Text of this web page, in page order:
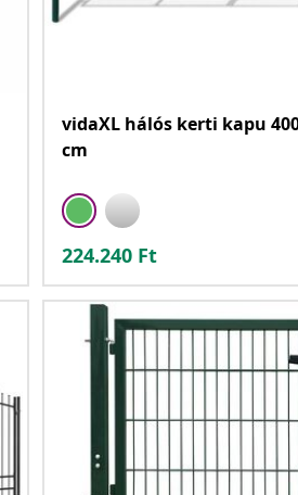
vidaXL hálós kerti kapu
cm
224.240 Ft